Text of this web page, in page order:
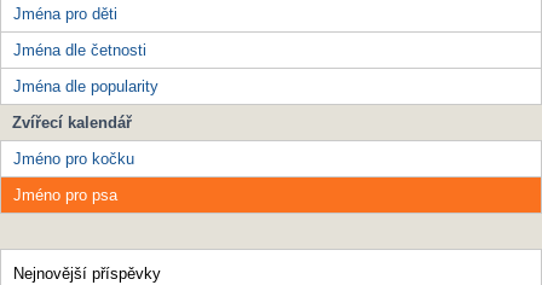
Jména pro děti
Jména dle četnosti
Jména dle popularity
Zvířecí kalendář
Jméno pro kočku
Jméno pro psa
Nejnovější příspěvky